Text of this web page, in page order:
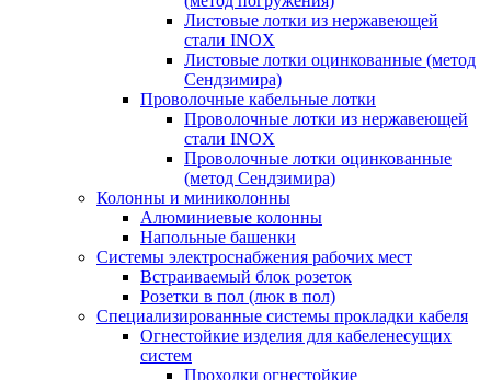
Листовые лотки из нержавеющей
стали INOX
Листовые лотки оцинкованные (метод
Сендзимира)
Проволочные кабельные лотки
Проволочные лотки из нержавеющей
стали INOX
Проволочные лотки оцинкованные
(метод Сендзимира)
Колонны и миниколонны
Алюминиевые колонны
Напольные башенки
Системы электроснабжения рабочих мест
Встраиваемый блок розеток
Розетки в пол (люк в пол)
Специализированные системы прокладки кабеля
Огнестойкие изделия для кабеленесущих
систем
Проходки огнестойкие